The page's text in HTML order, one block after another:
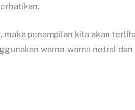
penampilan kita akan
warna-warna netral